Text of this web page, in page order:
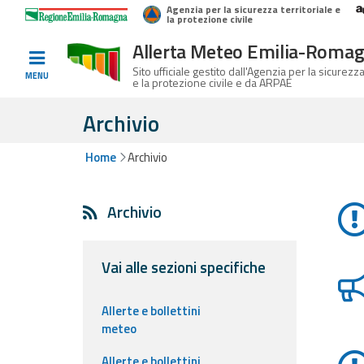
Home
Informati e
Allerte E
Logo Regione Emilia-Romagna
Agenzia per la sicurezza territoriale e
la protezione civile
MENU
Allerta Meteo Emilia-
Sito ufficiale gestito dall'Agenzia per la
e la protezione civile e da ARPAE
Archivio
Home Archivio
Archivio
Vai alle sezioni specifiche
Allerte e bollettini
meteo